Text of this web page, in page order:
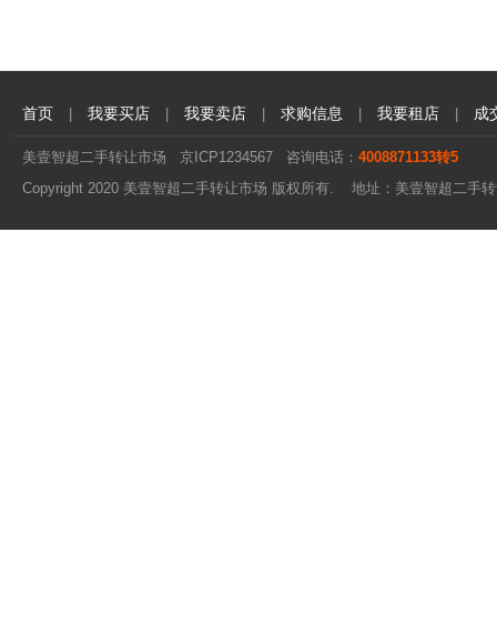
首页 我要买店 我要卖店 求购信息 我要租店 成
美壹智超二手转让市场 京ICP1234567 咨询电话： 4008871133转5
Copyright 2020 美壹智超二手转让市场 版权所有. 地址：美壹智超二手